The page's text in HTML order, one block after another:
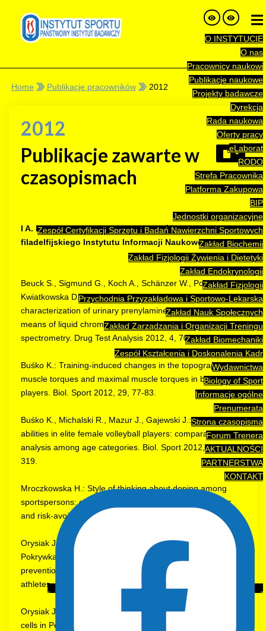
O INSTYTUCIE
O nas
Pracownicy naukowi
Publikacje naukowe
Projekty badawcze
Dyrekcja
Rada naukowa
Oferty pracy
eLaborat
RODO
Strefa Pracownika
Platforma Zakupowa
BIP
Jednostki organizacyjne
Zespół Certyfikacji Sprzętu i Badań Nawierzchni Sportowych
Zakład Biochemii
Zakład Fizjologii Żywienia i Dietetyki
Zakład Endokrynologii
Zakład Fizjologii
Przychodnia Przyzakładowa i Sportowo-Lekarska
Zakład Nauk Społecznych
Zakład Zarządzania i Organizacji Treningu
Zakład Biomechaniki
Zespół Kształcenia i Doskonalenia Kadr
Wydawnictwa
Biology of Sport
Informacje ogólne
Prenumerata
Strona czasopisma
Forum Trenera
AKTUALNOŚCI
PARTNERSTWA
KONTAKT
Home Publikacje pracowników 2012
2012
Publikacje zawarte w
czasopismach
I A. Publikacje w czasopismach wyróżnionych z listy
filadelfijskiego Instytutu Informacji Naukowej
Beuck S., Sigmund G., Koch A., Schänzer W., Pokrywka A.,
Kwiatkowska D., Thevis M.: Identification and
characterization of urinary prenylamine metabolites by
means of liquid chromatography-tandem mass
spectrometry. Drug Test Analysis 2012, 4, 701-716.
Buśko K.: Training-induced changes in the topography of
muscle torques and maximal muscle torques in basketball
players. Biol. Sport 2012, 29, 77-83.
Buśko K., Michalski R., Mazur J., Gajewski J.: Jumping
abilities in elite female volleyball players: comparative
analysis among age categories. Biol. Sport 2012, 29, 317-
319.
Mroczkowska H.: Style of thinking about doping among
sportspersons: characterizing the attitudes of risk-takers
and risk-avoiders. Biol. Sport 2012, 29, 151-155.
Orysiak J., Malczewska-Lenczowska J., Szyguła Z.,
Pokrywka A.: The role of salivary immunoglobulin a in the
prevention of the upper respiratory tract infections in
athletes – an overview. Biol. Sport 2012, 29, 311-315.
Orysiak J., Witek K., Żmijewski P., Gajewski J.: White blood
cells in Polish athletes of various sports disciplines. Biol.